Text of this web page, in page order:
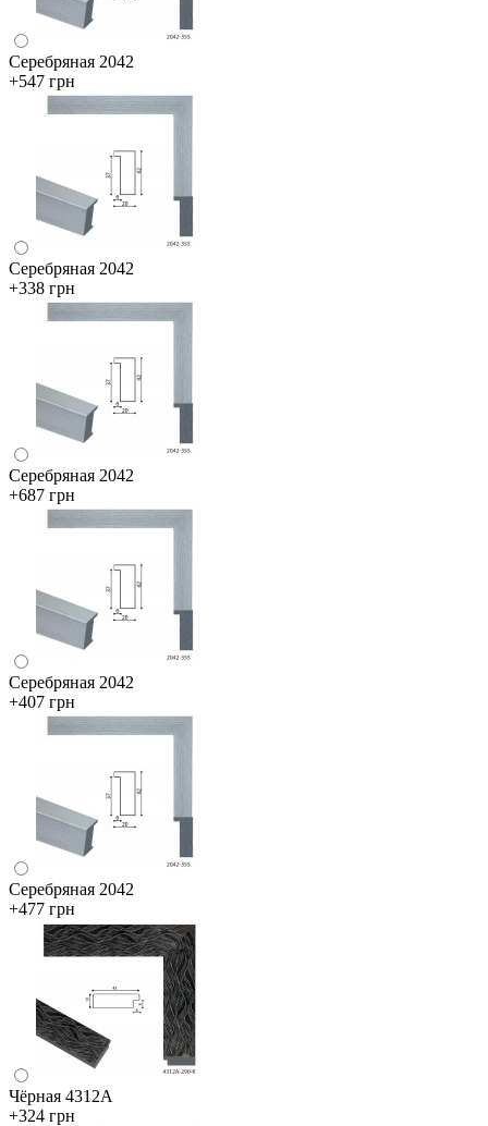
Серебряная 2042
+547 грн
Серебряная 2042
+338 грн
Серебряная 2042
+687 грн
Серебряная 2042
+407 грн
Серебряная 2042
+477 грн
Чёрная 4312А
+324 грн